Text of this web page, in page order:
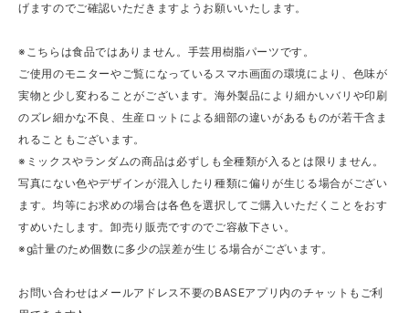
げますのでご確認いただきますようお願いいたします。
※こちらは食品ではありません。手芸用樹脂パーツです。
ご使用のモニターやご覧になっているスマホ画面の環境により、色味が
実物と少し変わることがございます。海外製品により細かいバリや印刷
のズレ細かな不良、生産ロットによる細部の違いがあるものが若干含ま
れることもございます。
※ミックスやランダムの商品は必ずしも全種類が入るとは限りません。
写真にない色やデザインが混入したり種類に偏りが生じる場合がござい
ます。均等にお求めの場合は各色を選択してご購入いただくことをおす
すめいたします。卸売り販売ですのでご容赦下さい。
※g計量のため個数に多少の誤差が生じる場合がございます。
お問い合わせはメールアドレス不要のBASEアプリ内のチャットもご利